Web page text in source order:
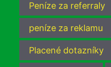
Peníze za referraly
peníze za reklamu
Placené dotazníky